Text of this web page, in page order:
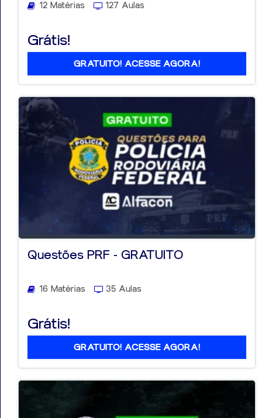
12 Matérias 127 Aulas
Grátis!
GRATUITO! ACESSE AGORA!
Questões PRF - GRATUITO
16 Matérias 35 Aulas
Grátis!
GRATUITO! ACESSE AGORA!